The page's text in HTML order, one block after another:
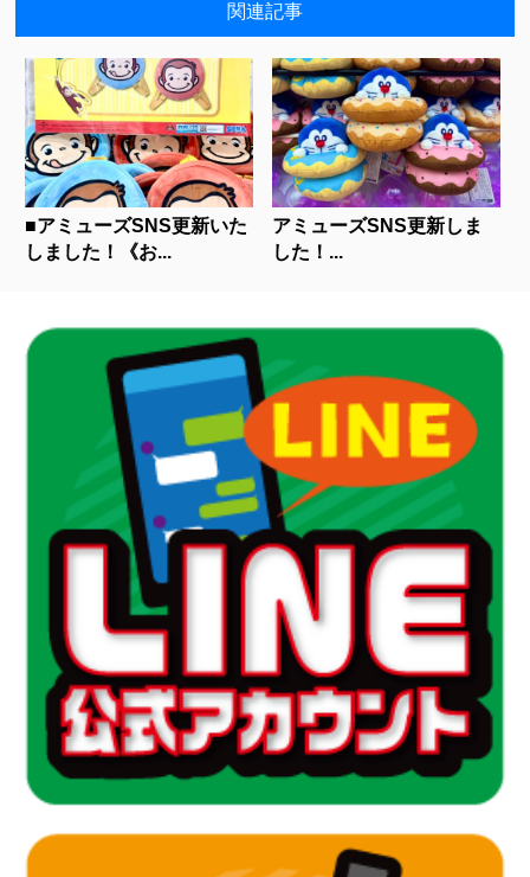
関連記事
■アミューズSNS更新いた
しました！《お...
アミューズSNS更新しま
した！...